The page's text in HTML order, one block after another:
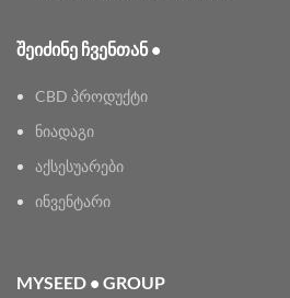
ᲨᲔᲘᲫᲘᲜᲔ ᲩᲕᲔᲜᲗᲐᲜ •
CBD პროდუქტი
ნიადაგი
აქსესუარები
ინვენტარი
MYSEED • GROUP